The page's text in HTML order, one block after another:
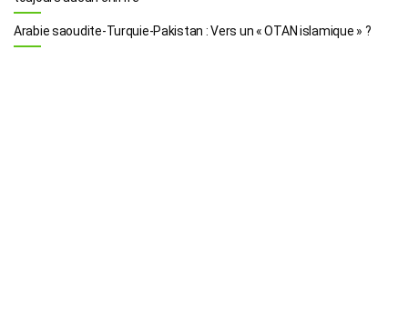
Arabie saoudite-Turquie-Pakistan : Vers un « OTAN islamique » ?